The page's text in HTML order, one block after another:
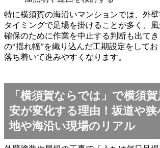
特に横須賀の海沿いマンションでは、外
タイミングで足場を掛けることが多く、
確保のために作業を中止する判断も出て
の“揺れ幅”を織り込んだ工期設定をして
落ち着いて進みやすくなります。
「横須賀ならでは」で横須賀
安が変化する理由！坂道や
地や海沿い現場のリアル